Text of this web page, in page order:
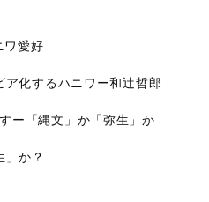
ワ愛好
ア化するハニワー和辻哲郎
ー「縄文」か「弥生」か
」か？